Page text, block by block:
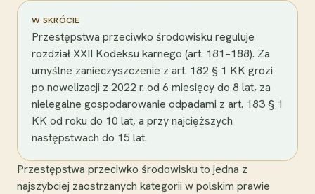
W SKRÓCIE
Przestępstwa przeciwko środowisku reguluje
rozdział XXII Kodeksu karnego (art. 181–188). Za
umyślne zanieczyszczenie z art. 182 § 1 KK grozi
po nowelizacji z 2022 r. od 6 miesięcy do 8 lat, za
nielegalne gospodarowanie odpadami z art. 183 § 1
KK od roku do 10 lat, a przy najcięższych
następstwach do 15 lat.
Przestępstwa przeciwko środowisku to jedna z
najszybciej zaostrzanych kategorii w polskim prawie